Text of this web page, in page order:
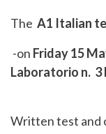
The A1 Italian
-on Friday 15
Laboratorio n. 3
Written test and